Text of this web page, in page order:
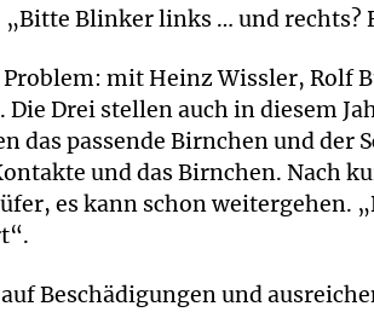
Blinker links … und rechts?
mit Heinz Wissler, Rolf
Drei stellen auch in diesem
das passende Birnchen und der
und das Birnchen. Nach
es kann schon weitergehen.
Beschädigungen und